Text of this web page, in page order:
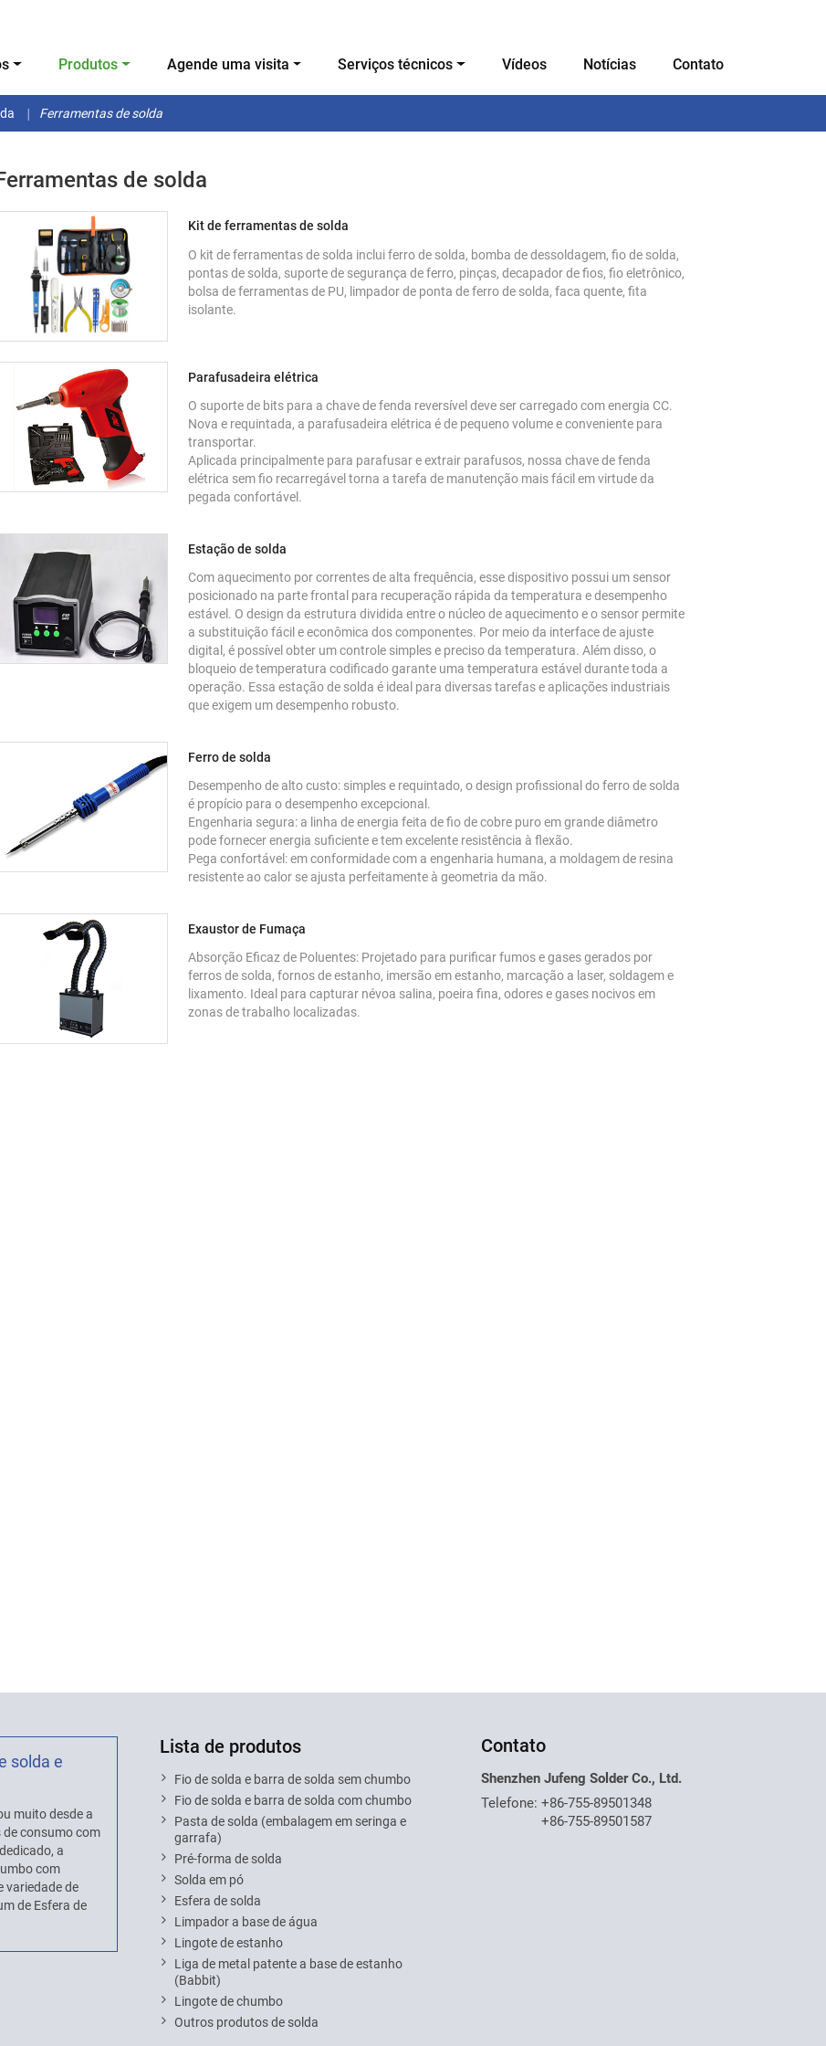
Produtos Agende uma visita Serviços técnicos Vídeos Notícias Contato
Ferramentas de solda
de solda
Kit de ferramentas de solda
O kit de ferramentas de solda inclui ferro de solda, bomba de dessoldagem, fio de solda,
pontas de solda, suporte de segurança de ferro, pinças, decapador de fios, fio eletrônico,
bolsa de ferramentas de PU, limpador de ponta de ferro de solda, faca quente, fita
isolante.
Parafusadeira elétrica
O suporte de bits para a chave de fenda reversível deve ser carregado com energia CC.
Nova e requintada, a parafusadeira elétrica é de pequeno volume e conveniente para
transportar.
Aplicada principalmente para parafusar e extrair parafusos, nossa chave de fenda
elétrica sem fio recarregável torna a tarefa de manutenção mais fácil em virtude da
pegada confortável.
Estação de solda
Com aquecimento por correntes de alta frequência, esse dispositivo possui um sensor
posicionado na parte frontal para recuperação rápida da temperatura e desempenho
estável. O design da estrutura dividida entre o núcleo de aquecimento e o sensor permite
a substituição fácil e econômica dos componentes. Por meio da interface de ajuste
digital, é possível obter um controle simples e preciso da temperatura. Além disso, o
bloqueio de temperatura codificado garante uma temperatura estável durante toda a
operação. Essa estação de solda é ideal para diversas tarefas e aplicações industriais
que exigem um desempenho robusto.
Ferro de solda
Desempenho de alto custo: simples e requintado, o design profissional do ferro de solda
é propício para o desempenho excepcional.
Engenharia segura: a linha de energia feita de fio de cobre puro em grande diâmetro
pode fornecer energia suficiente e tem excelente resistência à flexão.
Pega confortável: em conformidade com a engenharia humana, a moldagem de resina
resistente ao calor se ajusta perfeitamente à geometria da mão.
Exaustor de Fumaça
Absorção Eficaz de Poluentes: Projetado para purificar fumos e gases gerados por
ferros de solda, fornos de estanho, imersão em estanho, marcação a laser, soldagem e
lixamento. Ideal para capturar névoa salina, poeira fina, odores e gases nocivos em
zonas de trabalho localizadas.
solda e
muito desde a
consumo com
a
com
variedade de
de Esfera de
Lista de produtos
Fio de solda e barra de solda sem chumbo
Fio de solda e barra de solda com chumbo
Pasta de solda (embalagem em seringa e
garrafa)
Pré-forma de solda
Solda em pó
Esfera de solda
Limpador a base de água
Lingote de estanho
Liga de metal patente a base de estanho
(Babbit)
Lingote de chumbo
Outros produtos de solda
Contato
Shenzhen Jufeng Solder Co., Ltd.
Telefone:+86-755-89501348
+86-755-89501587